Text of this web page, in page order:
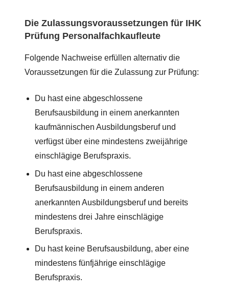
Die Zulassungsvoraussetzungen für IHK
Prüfung Personalfachkaufleute
Folgende Nachweise erfüllen alternativ die
Voraussetzungen für die Zulassung zur Prüfung:
Du hast eine abgeschlossene
Berufsausbildung in einem anerkannten
kaufmännischen Ausbildungsberuf und
verfügst über eine mindestens zweijährige
einschlägige Berufspraxis.
Du hast eine abgeschlossene
Berufsausbildung in einem anderen
anerkannten Ausbildungsberuf und bereits
mindestens drei Jahre einschlägige
Berufspraxis.
Du hast keine Berufsausbildung, aber eine
mindestens fünfjährige einschlägige
Berufspraxis.